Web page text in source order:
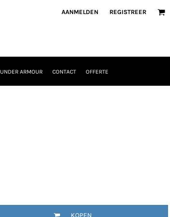
AANMELDEN REGISTREER
UNDER ARMOUR CONTACT OFFERTE
KOPEN